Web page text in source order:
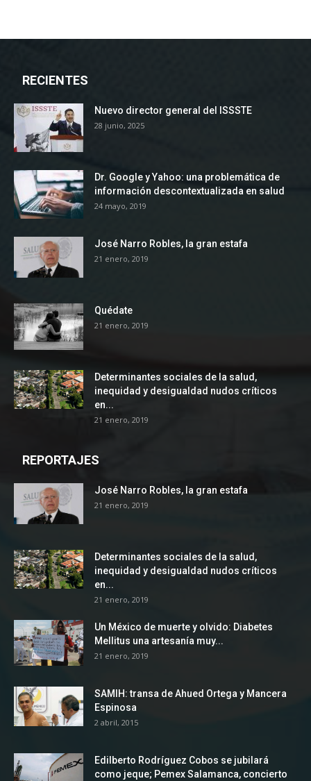
RECIENTES
Nuevo director general del ISSSTE
28 junio, 2025
Dr. Google y Yahoo: una problemática de
información descontextualizada en salud
24 mayo, 2019
José Narro Robles, la gran estafa
21 enero, 2019
Quédate
21 enero, 2019
Determinantes sociales de la salud,
inequidad y desigualdad nudos críticos
en...
21 enero, 2019
REPORTAJES
José Narro Robles, la gran estafa
21 enero, 2019
Determinantes sociales de la salud,
inequidad y desigualdad nudos críticos
en...
21 enero, 2019
Un México de muerte y olvido: Diabetes
Mellitus una artesanía muy...
21 enero, 2019
SAMIH: transa de Ahued Ortega y Mancera
Espinosa
2 abril, 2015
Edilberto Rodríguez Cobos se jubilará
como jeque; Pemex Salamanca, concierto